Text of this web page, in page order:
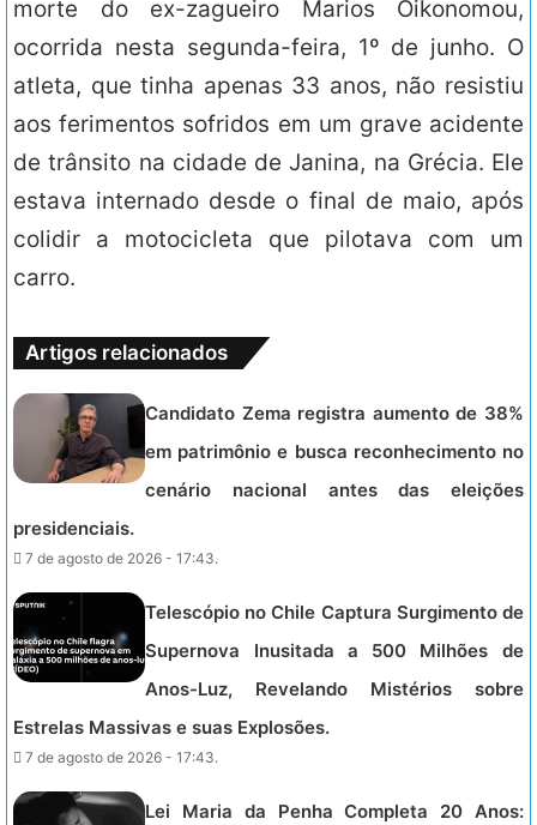
morte do ex-zagueiro Marios Oikonomou,
ocorrida nesta segunda-feira, 1º de junho. O
atleta, que tinha apenas 33 anos, não resistiu
aos ferimentos sofridos em um grave acidente
de trânsito na cidade de Janina, na Grécia. Ele
estava internado desde o final de maio, após
colidir a motocicleta que pilotava com um
carro.
Artigos relacionados
Candidato Zema registra aumento de 38%
em patrimônio e busca reconhecimento no
cenário nacional antes das eleições
presidenciais.
7 de agosto de 2026 - 17:43.
Telescópio no Chile Captura Surgimento de
Supernova Inusitada a 500 Milhões de
Anos-Luz, Revelando Mistérios sobre
Estrelas Massivas e suas Explosões.
7 de agosto de 2026 - 17:43.
Lei Maria da Penha Completa 20 Anos: